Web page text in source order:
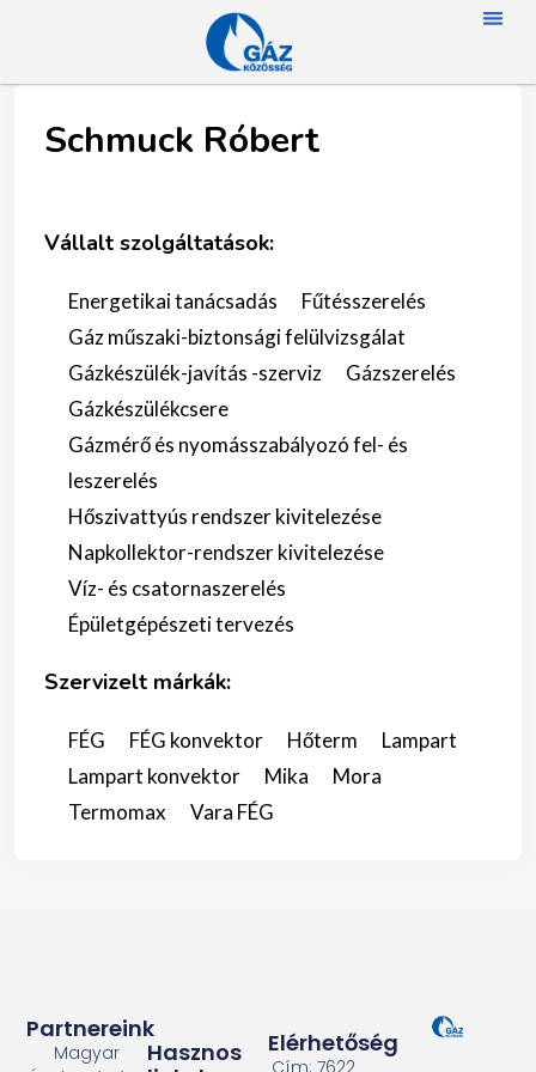
Schmuck Róbert
Vállalt szolgáltatások:
Energetikai tanácsadás
Fűtésszerelés
Gáz műszaki-biztonsági felülvizsgálat
Gázkészülék-javítás -szerviz
Gázszerelés
Gázkészülékcsere
Gázmérő és nyomásszabályozó fel- és
leszerelés
Hőszivattyús rendszer kivitelezése
Napkollektor-rendszer kivitelezése
Víz- és csatornaszerelés
Épületgépészeti tervezés
Szervizelt márkák:
FÉG FÉG konvektor Hőterm
Lampart
Lampart konvektor
Mika
Mora
Termomax
Vara FÉG
Elérhetőség
Cím: 7622
Hasznos
Partnereink
Magyar